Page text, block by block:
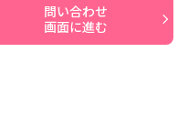
問い合わせ
画面に進む